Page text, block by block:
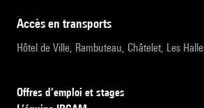
accès en transports
Hôtel de Ville, Rambuteau, Châtelet, Les
Offres d’emploi et stages